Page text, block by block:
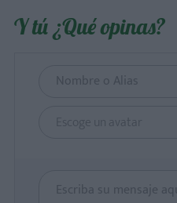
Y tú ¿Qué opinas?
Escoge un avatar